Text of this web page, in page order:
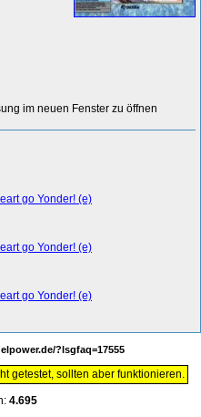
im neuen Fenster zu öffnen
go Yonder! (e)
go Yonder! (e)
go Yonder! (e)
?lsgfaq=17555
getestet, sollten aber funktionieren.
4.695